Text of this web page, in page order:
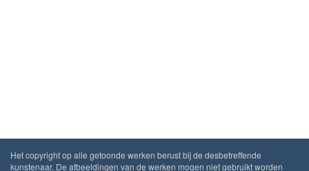
Het copyright op alle getoonde werken berust bij de desbetreffende
kunstenaar. De afbeeldingen van de werken mogen niet gebruikt worden